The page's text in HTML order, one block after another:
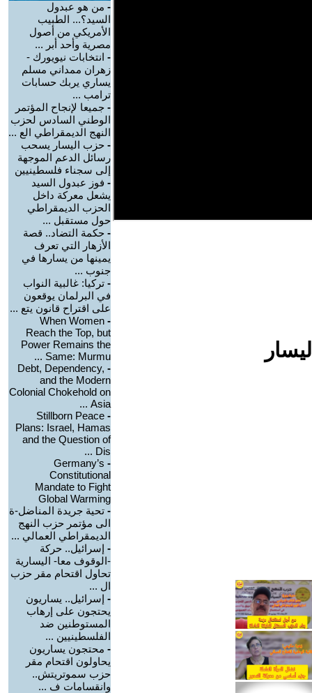
- من هو عبدول
السيد؟... الطبيب
الأمريكي من أصول
مصرية وأحد أبر ...
- انتخابات نيويورك -
زهران ممداني مسلم
يساري يربك حسابات
ترامب ...
- جميعا لإنجاح المؤتمر
الوطني السادس لحزب
النهج الديمقراطي الع ...
- حزب اليسار يسحب
رسائل الدعم الموجهة
إلى سجناء فلسطينيين
- فوز عبدول السيد
يشعل معركة داخل
الحزب الديمقراطي
حول مستقبل ...
- حكمة التضاد.. قصة
الأزهار التي تعرف
يمينها من يسارها في
جنوب ...
- تركيا: غالبية النواب
في البرلمان يوقعون
على اقتراح قانون يتع ...
-
When Women
Reach the Top, but
Power Remains the
Same: Murmu ...
-
Debt, Dependency,
and the Modern
Colonial Chokehold on
Asia ...
-
Stillborn Peace
Plans: Israel, Hamas
and the Question of
Dis ...
-
Germany’s
Constitutional
Mandate to Fight
Global Warming
- تحية جريدة المناضل-ة
الى مؤتمر حزب النهج
الديمقراطي العمالي ...
- إسرائيل.. حركة
-الوقوف معا- اليسارية
تحاول اقتحام مقر حزب
ال ...
- إسرائيل.. يساريون
يحتجون على إرهاب
المستوطنين ضد
الفلسطينيين ...
- محتجون يساريون
يحاولون اقتحام مقر
حزب سموتريتش..
وانقسامات ف ...